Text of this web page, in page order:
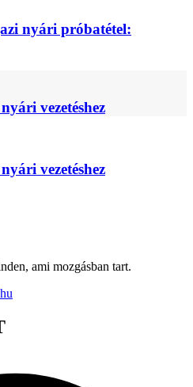
nyári próbatétel:
vezetéshez
vezetéshez
ami mozgásban tart.